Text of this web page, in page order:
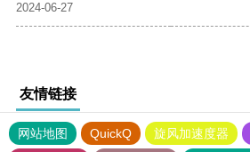
2024-06-27
友情链接
网站地图 QuickQ 旋风加速度器